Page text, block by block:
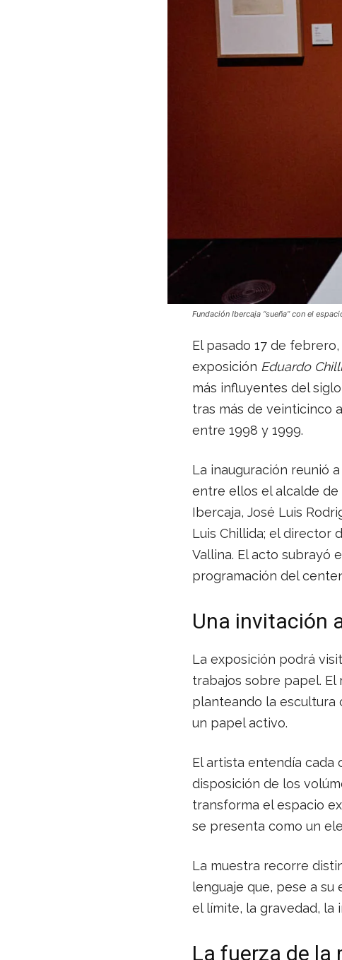
Fundación Ibercaja “sueña” con el
El pasado 17 de
exposición Eduardo
más influyentes del
tras más de veinticinco
entre 1998 y 1999.
La inauguración reunió
entre ellos el alcalde de
Ibercaja, José Luis
Luis Chillida; el director
Vallina. El acto subrayó
programación del
Una invitación
La exposición podrá
trabajos sobre papel.
planteando la escultura
un papel activo.
El artista entendía cada
disposición de los
transforma el espacio
se presenta como un
La muestra recorre
lenguaje que, pese a
el límite, la gravedad, la
La fuerza de la